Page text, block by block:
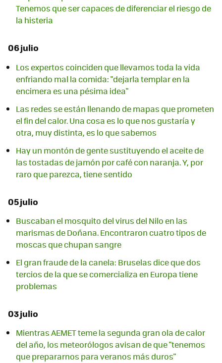
Tenemos que ser capaces de diferenciar el riesgo de
la histeria
06 julio
Los expertos coinciden que llevamos toda la vida
enfriando mal la comida: "dejarla templar en la
encimera es una pésima idea"
Las redes se están llenando de mapas que prometen
el fin del calor. Una cosa es lo que nos gustaría y
otra, muy distinta, es lo que sabemos
Hay un montón de gente sustituyendo el aceite de
las tostadas de jamón por café con naranja. Y, por
raro que parezca, tiene sentido
05 julio
Buscaban el mosquito del virus del Nilo en las
marismas de Doñana. Encontraron cuatro tipos de
moscas que chupan sangre
El gran fraude de la canela: Bruselas dice que dos
tercios de la que se comercializa en Europa tiene
problemas
03 julio
Mientras AEMET teme la segunda gran ola de calor
del año, los meteorólogos avisan de que "tenemos
que prepararnos para veranos más duros"